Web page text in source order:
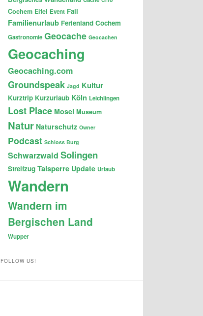
Cochem Eifel Event Fail
Familienurlaub Ferienland Cochem
Gastronomie Geocache Geocachen
Geocaching
Geocaching.com
Groundspeak Jagd Kultur
Kurztrip Kurzurlaub Köln Leichlingen
Lost Place Mosel Museum
Natur Naturschutz Owner
Podcast Schloss Burg
Schwarzwald Solingen
Streifzug Talsperre Update Urlaub
Wandern
Wandern im
Bergischen Land
Wupper
FOLLOW US!